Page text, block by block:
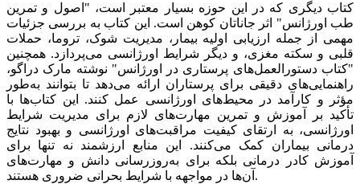
کتاب دیگری که در این حوزه بسیار معتبر است، "اصول و تمرین
طب اورژانس" اثر جاناتان کوهن است. این کتاب به بررسی جزئیات
مهمی از جمله ارزیابی اولیه بیمار، مدیریت شوک، تروما، حملات
قلبی و سکته مغزی، و دیگر شرایط اورژانسی می‌پردازد. همچنین
"کتاب دستورالعمل‌های پرستاری در اورژانس" نوشته مارک دراگو،
راهنمایی‌های دقیقی برای پرستاران ارائه می‌دهد تا بتوانند به‌طور
مؤثر و کارآمد در محیط‌های اورژانسی عمل کنند. این کتاب‌ها با
تأکید بر آموزش و تمرین مهارت‌های لازم برای مدیریت شرایط
اورژانسی، به ارتقای کیفیت مراقبت‌های اورژانسی و بهبود نتایج
درمانی بیماران کمک می‌کنند. این منابع ارزشمند نه تنها برای
آموزش کادر درمانی بلکه برای به‌روزرسانی دانش و مهارت‌های
آن‌ها در مواجهه با شرایط بحرانی ضروری هستند.